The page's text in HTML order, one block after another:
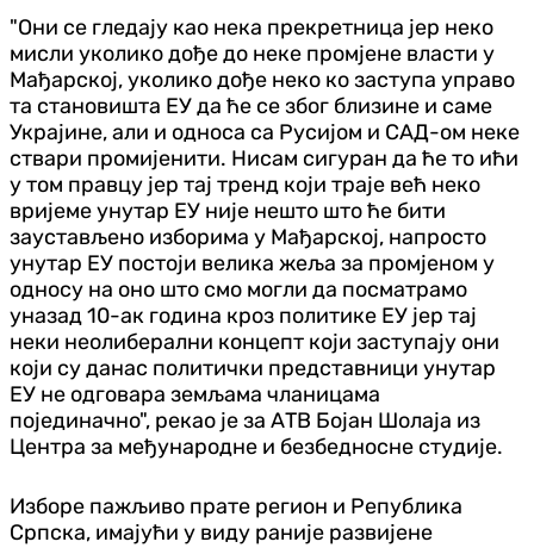
"Они се гледају као нека прекретница јер неко
мисли уколико дође до неке промјене власти у
Мађарској, уколико дође неко ко заступа управо
та становишта ЕУ да ће се због близине и саме
Украјине, али и односа са Русијом и САД-ом неке
ствари промијенити. Нисам сигуран да ће то ићи
у том правцу јер тај тренд који траје већ неко
вријеме унутар ЕУ није нешто што ће бити
заустављено изборима у Мађарској, напросто
унутар ЕУ постоји велика жеља за промјеном у
односу на оно што смо могли да посматрамо
уназад 10-ак година кроз политике ЕУ јер тај
неки неолиберални концепт који заступају они
који су данас политички представници унутар
ЕУ не одговара земљама чланицама
појединачно", рекао је за АТВ Бојан Шолаја из
Центра за међународне и безбедносне студије.
Изборе пажљиво прате регион и Република
Српска, имајући у виду раније развијене